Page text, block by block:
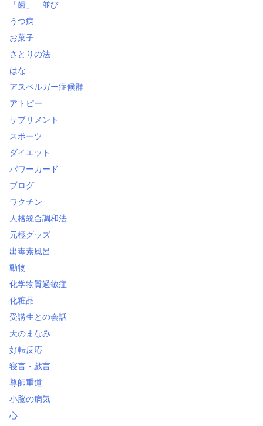
「歯」 並び
うつ病
お菓子
さとりの法
はな
アスペルガー症候群
アトピー
サプリメント
スポーツ
ダイエット
パワーカード
ブログ
ワクチン
人格統合調和法
元極グッズ
出毒素風呂
動物
化学物質過敏症
化粧品
受講生との会話
天のまなみ
好転反応
寝言・戯言
尊師重道
小脳の病気
心